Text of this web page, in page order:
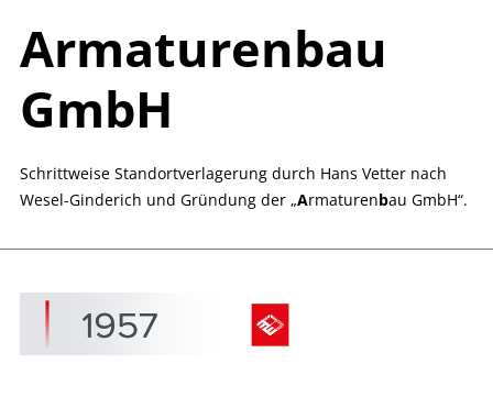
Armaturenbau
GmbH
Schrittweise Standortverlagerung durch Hans Vetter nach
Wesel-Ginderich und Gründung der „Armaturenbau GmbH“.